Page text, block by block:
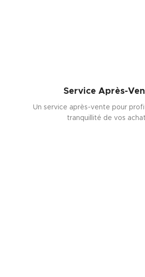
Service Après-
Un service après-vente pour
tranquillité de vos